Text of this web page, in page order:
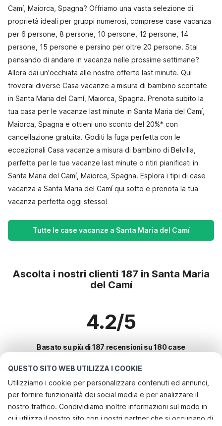
QUESTO SITO WEB UTILIZZA I COOKIE
Utilizziamo i cookie per personalizzare contenuti ed annunci,
per fornire funzionalità dei social media e per analizzare il
nostro traffico. Condividiamo inoltre informazioni sul modo in
cui utilizza il nostro sito con i nostri partner che si occupano di
Camí, Maiorca, Spagna? Offriamo una vasta selezione di
proprietà ideali per gruppi numerosi, comprese case vacanza
per 6 persone, 8 persone, 10 persone, 12 persone, 14
persone, 15 persone e persino per oltre 20 persone. Stai
pensando di andare in vacanza nelle prossime settimane?
Allora dai un'occhiata alle nostre offerte last minute. Qui
troverai diverse Casa vacanze a misura di bambino scontate
in Santa Maria del Camí, Maiorca, Spagna. Prenota subito la
tua casa per le vacanze last minute in Santa Maria del Camí,
Maiorca, Spagna e ottieni uno sconto del 20%* con
cancellazione gratuita. Goditi la fuga perfetta con le
eccezionali Casa vacanze a misura di bambino di Belvilla,
perfette per le tue vacanze last minute o ritiri pianificati in
Santa Maria del Camí, Maiorca, Spagna. Esplora i tipi di case
vacanza a Santa Maria del Camí qui sotto e prenota la tua
vacanza perfetta oggi stesso!
Tutte le case vacanze a Santa Maria del Camí
Ascolta i nostri clienti 187 in Santa Maria
del Camí
4.2/5
Basato su più di 187 recensioni su 180 case
Le destinazioni più popolari per le
vacanze
Città con i migliori servizi per le vacanze